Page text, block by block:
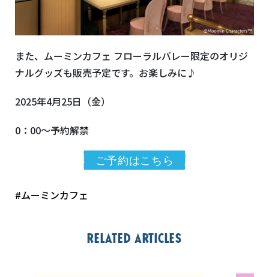
また、ムーミンカフェ フローラルバレー限定のオリジ
ナルグッズも販売予定です。お楽しみに♪
2025年4月25日（金）
0：00～予約解禁
ご予約はこちら
#ムーミンカフェ
Related articles